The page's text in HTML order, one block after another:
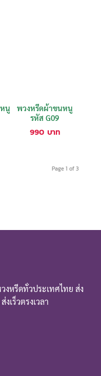
นู
พวงหรีดผ้าขนหนู
รหัส G09
990 บาท
Page 1 of 3
งหรีดทั่วประเทศไทย ส่ง
เร็วตรงเวลา